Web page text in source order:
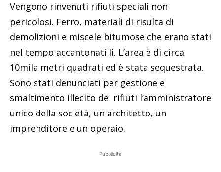
Vengono rinvenuti rifiuti speciali non
pericolosi. Ferro, materiali di risulta di
demolizioni e miscele bitumose che erano stati
nel tempo accantonati lì. L’area è di circa
10mila metri quadrati ed è stata sequestrata.
Sono stati denunciati per gestione e
smaltimento illecito dei rifiuti l’amministratore
unico della società, un architetto, un
imprenditore e un operaio.
Pubblicità